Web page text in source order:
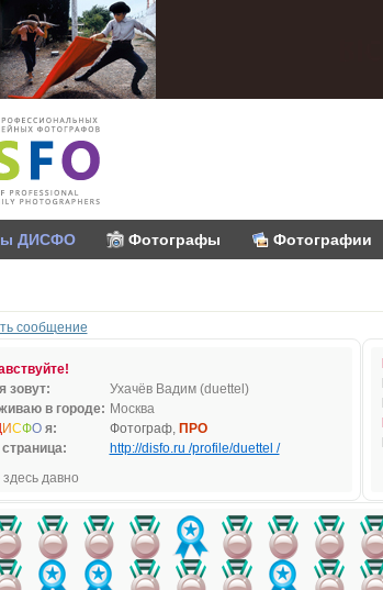
ДИСФО Фотографы Фотографии
сообщение
зовут:
Ухачёв Вадим (duettel)
в городе: Москва
ИСФОя: Фотограф, ПРО
http://disfo.ru /profile/duettel /
давно